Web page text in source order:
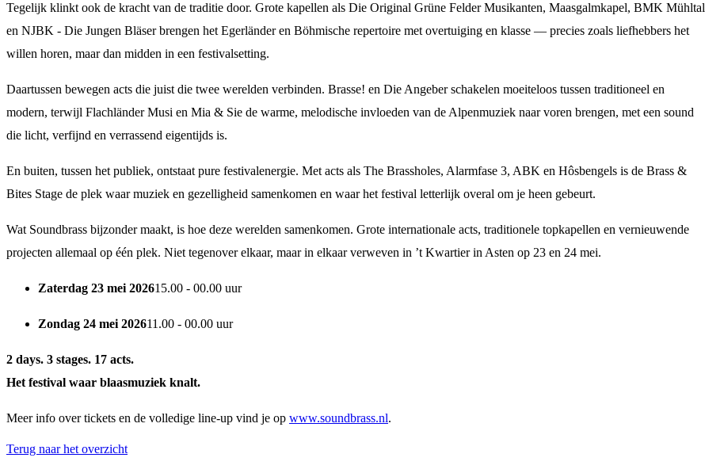
Tegelijk klinkt ook de kracht van de traditie door. Grote kapellen als Die Original Grüne Felder Musikanten, Maasgalmkapel, BMK Mühltal
en NJBK - Die Jungen Bläser brengen het Egerländer en Böhmische repertoire met overtuiging en klasse — precies zoals liefhebbers het
willen horen, maar dan midden in een festivalsetting.
Daartussen bewegen acts die juist die twee werelden verbinden. Brasse! en Die Angeber schakelen moeiteloos tussen traditioneel en
modern, terwijl Flachländer Musi en Mia & Sie de warme, melodische invloeden van de Alpenmuziek naar voren brengen, met een sound
die licht, verfijnd en verrassend eigentijds is.
En buiten, tussen het publiek, ontstaat pure festivalenergie. Met acts als The Brassholes, Alarmfase 3, ABK en Hôsbengels is de Brass &
Bites Stage de plek waar muziek en gezelligheid samenkomen en waar het festival letterlijk overal om je heen gebeurt.
Wat Soundbrass bijzonder maakt, is hoe deze werelden samenkomen. Grote internationale acts, traditionele topkapellen en vernieuwende
projecten allemaal op één plek. Niet tegenover elkaar, maar in elkaar verweven in ’t Kwartier in Asten op 23 en 24 mei.
Zaterdag 23 mei 202615.00 - 00.00 uur
Zondag 24 mei 202611.00 - 00.00 uur
2 days. 3 stages. 17 acts.
Het festival waar blaasmuziek knalt.
Meer info over tickets en de volledige line-up vind je op www.soundbrass.nl.
Terug naar het overzicht